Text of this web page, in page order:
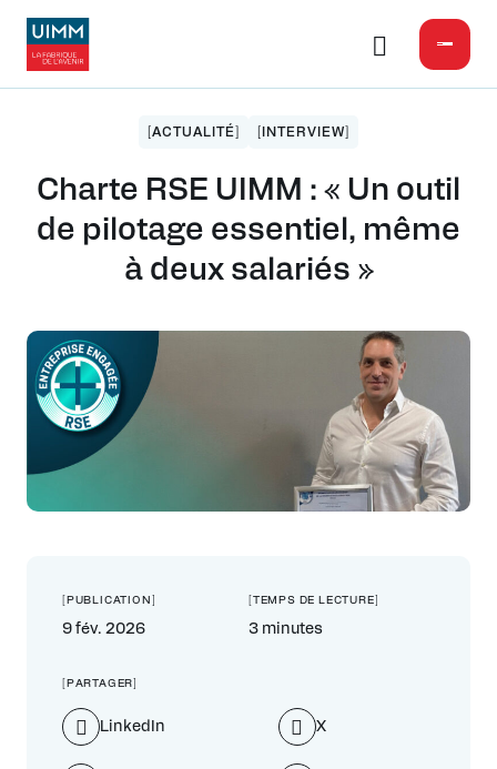
[ACTUALITÉ] [INTERVIEW]
Charte RSE UIMM : « Un outil
de pilotage essentiel, même
à deux salariés »
[PUBLICATION]
9 fév. 2026
[TEMPS DE LECTURE]
3 minutes
[PARTAGER]
LinkedIn X